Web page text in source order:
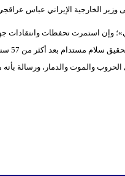
الخارجية الإيراني عباس
وإن استمرت تحفظات وانتقادات
والموت والدمار، ورسالة بأنه